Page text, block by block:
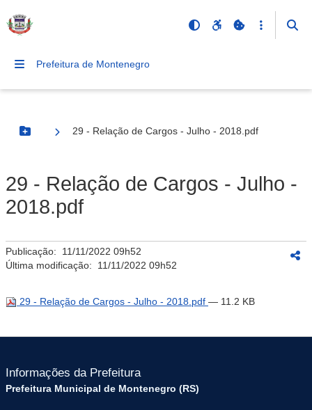
Prefeitura de Montenegro
Botão Menu
29 - Relação de Cargos - Julho - 2018.pdf
29 - Relação de Cargos - Julho -
2018.pdf
Publicação: 11/11/2022 09h52
Última modificação: 11/11/2022 09h52
29 - Relação de Cargos - Julho - 2018.pdf — 11.2 KB
Informações da Prefeitura
Prefeitura Municipal de Montenegro (RS)